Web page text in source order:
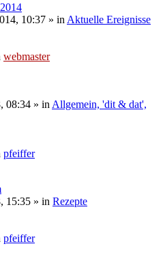
10:37 » in Aktuelle Ereignisse
webmaster
08:34 » in Allgemein, 'dit & dat',
pfeiffer
15:35 » in Rezepte
pfeiffer